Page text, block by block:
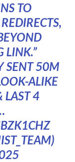
TO
LINK.”
SENT 50M
ALIKE
LAST 4